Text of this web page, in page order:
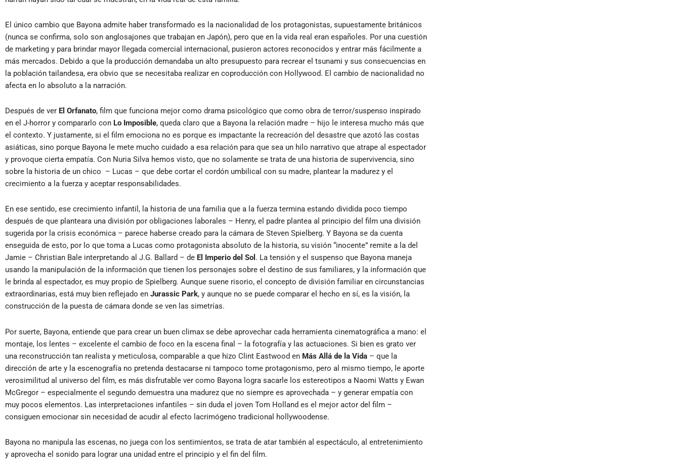
El único cambio que Bayona admite haber transformado es la nacionalidad de los protagonistas, supuestamente británicos
(nunca se confirma, solo son anglosajones que trabajan en Japón), pero que en la vida real eran españoles. Por una cuestión
de marketing y para brindar mayor llegada comercial internacional, pusieron actores reconocidos y entrar más fácilmente a
más mercados. Debido a que la producción demandaba un alto presupuesto para recrear el tsunami y sus consecuencias en
la población tailandesa, era obvio que se necesitaba realizar en coproducción con Hollywood. El cambio de nacionalidad no
afecta en lo absoluto a la narración.
Después de ver El Orfanato, film que funciona mejor como drama psicológico que como obra de terror/suspenso inspirado
en el J-horror y compararlo con Lo Imposible, queda claro que a Bayona la relación madre – hijo le interesa mucho más que
el contexto. Y justamente, si el film emociona no es porque es impactante la recreación del desastre que azotó las costas
asiáticas, sino porque Bayona le mete mucho cuidado a esa relación para que sea un hilo narrativo que atrape al espectador
y provoque cierta empatía. Con Nuria Silva hemos visto, que no solamente se trata de una historia de supervivencia, sino
sobre la historia de un chico – Lucas – que debe cortar el cordón umbilical con su madre, plantear la madurez y el
crecimiento a la fuerza y aceptar responsabilidades.
En ese sentido, ese crecimiento infantil, la historia de una familia que a la fuerza termina estando dividida poco tiempo
después de que planteara una división por obligaciones laborales – Henry, el padre plantea al principio del film una división
sugerida por la crisis económica – parece haberse creado para la cámara de Steven Spielberg. Y Bayona se da cuenta
enseguida de esto, por lo que toma a Lucas como protagonista absoluto de la historia, su visión “inocente” remite a la del
Jamie – Christian Bale interpretando al J.G. Ballard – de El Imperio del Sol . La tensión y el suspenso que Bayona maneja
usando la manipulación de la información que tienen los personajes sobre el destino de sus familiares, y la información que
le brinda al espectador, es muy propio de Spielberg. Aunque suene risorio, el concepto de división familiar en circunstancias
extraordinarias, está muy bien reflejado en Jurassic Park, y aunque no se puede comparar el hecho en sí, es la visión, la
construcción de la puesta de cámara donde se ven las simetrías.
Por suerte, Bayona, entiende que para crear un buen climax se debe aprovechar cada herramienta cinematográfica a mano: el
montaje, los lentes – excelente el cambio de foco en la escena final – la fotografía y las actuaciones. Si bien es grato ver
una reconstrucción tan realista y meticulosa, comparable a que hizo Clint Eastwood en Más Allá de la Vida – que la
dirección de arte y la escenografía no pretenda destacarse ni tampoco tome protagonismo, pero al mismo tiempo, le aporte
verosimilitud al universo del film, es más disfrutable ver como Bayona logra sacarle los estereotipos a Naomi Watts y Ewan
McGregor – especialmente el segundo demuestra una madurez que no siempre es aprovechada – y generar empatía con
muy pocos elementos. Las interpretaciones infantiles – sin duda el joven Tom Holland es el mejor actor del film –
consiguen emocionar sin necesidad de acudir al efecto lacrimógeno tradicional hollywoodense.
Bayona no manipula las escenas, no juega con los sentimientos, se trata de atar también al espectáculo, al entretenimiento
y aprovecha el sonido para lograr una unidad entre el principio y el fin del film.